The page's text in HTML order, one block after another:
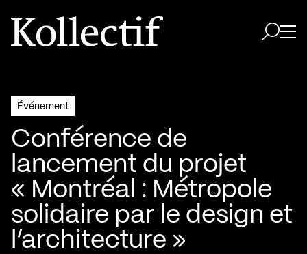
Aller à la page d'accueil
Logo Kollectif
Événement
Conférence de
lancement du projet
« Montréal : Métropole
solidaire par le design et
l’architecture »